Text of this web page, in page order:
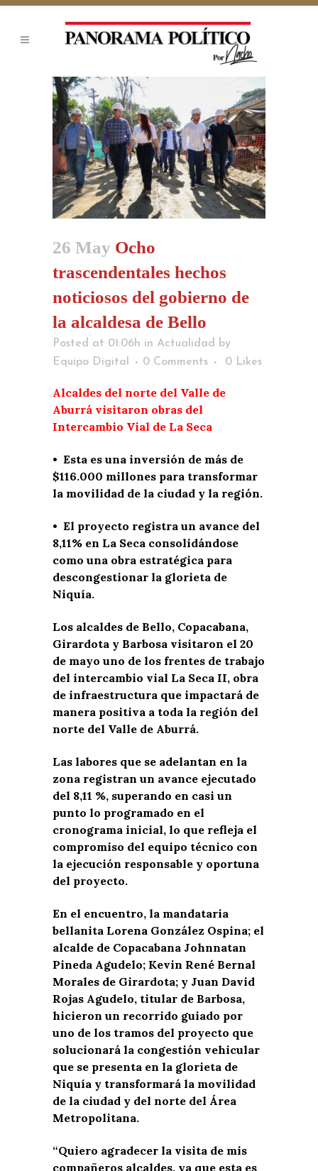
26 May Ocho
trascendentales hechos
noticiosos del gobierno de
la alcaldesa de Bello
Posted at 01:06h in Actualidad
by
Equipo Digital
0 Comments 0 Likes
Alcaldes del norte del Valle de
Aburrá visitaron obras del
Intercambio Vial de La Seca
• Esta es una inversión de más de
$116.000 millones para transformar
la movilidad de la ciudad y la región.
• El proyecto registra un avance del
8,11% en La Seca consolidándose
como una obra estratégica para
descongestionar la glorieta de
Niquía.
Los alcaldes de Bello, Copacabana,
Girardota y Barbosa visitaron el 20
de mayo uno de los frentes de trabajo
del intercambio vial La Seca II, obra
de infraestructura que impactará de
manera positiva a toda la región del
norte del Valle de Aburrá.
Las labores que se adelantan en la
zona registran un avance ejecutado
del 8,11 %, superando en casi un
punto lo programado en el
cronograma inicial, lo que refleja el
compromiso del equipo técnico con
la ejecución responsable y oportuna
del proyecto.
En el encuentro, la mandataria
bellanita Lorena González Ospina; el
alcalde de Copacabana Johnnatan
Pineda Agudelo; Kevin René Bernal
Morales de Girardota; y Juan David
Rojas Agudelo, titular de Barbosa,
hicieron un recorrido guiado por
uno de los tramos del proyecto que
solucionará la congestión vehicular
que se presenta en la glorieta de
Niquía y transformará la movilidad
de la ciudad y del norte del Área
Metropolitana.
“Quiero agradecer la visita de mis
compañeros alcaldes, ya que esta es